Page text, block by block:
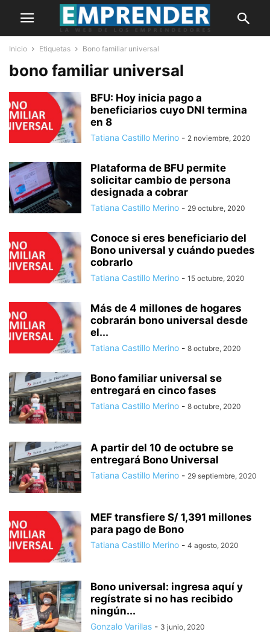
Inicio Etiquetas Bono familiar universal
bono familiar universal
BFU: Hoy inicia pago a
beneficiarios cuyo DNI termina
en 8
Tatiana Castillo Merino - 2 noviembre, 2020
Plataforma de BFU permite
solicitar cambio de persona
designada a cobrar
Tatiana Castillo Merino - 29 octubre, 2020
Conoce si eres beneficiario del
Bono universal y cuándo puedes
cobrarlo
Tatiana Castillo Merino - 15 octubre, 2020
Más de 4 millones de hogares
cobrarán bono universal desde
el...
Tatiana Castillo Merino - 8 octubre, 2020
Bono familiar universal se
entregará en cinco fases
Tatiana Castillo Merino - 8 octubre, 2020
A partir del 10 de octubre se
entregará Bono Universal
Tatiana Castillo Merino - 29 septiembre, 2020
MEF transfiere S/ 1,391 millones
para pago de Bono
Tatiana Castillo Merino - 4 agosto, 2020
Bono universal: ingresa aquí y
regístrate si no has recibido
ningún...
Gonzalo Varillas - 3 junio, 2020